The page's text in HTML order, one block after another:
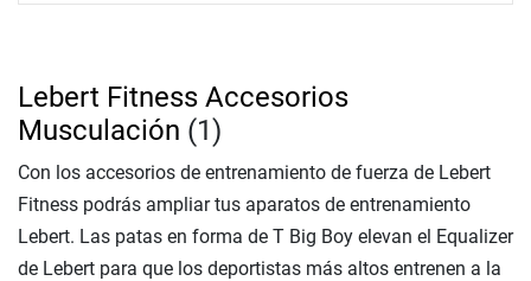
Lebert Fitness Accesorios
Musculación (1)
Con los accesorios de entrenamiento de fuerza de Lebert
Fitness podrás ampliar tus aparatos de entrenamiento
Lebert. Las patas en forma de T Big Boy elevan el Equalizer
de Lebert para que los deportistas más altos entrenen a la